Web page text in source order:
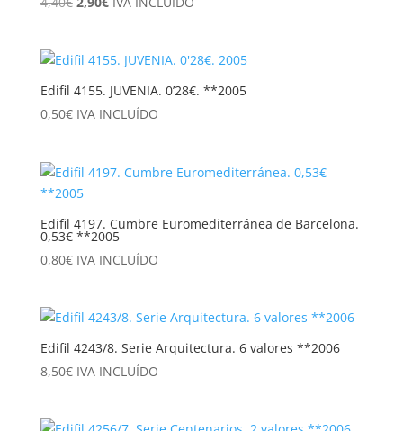
era:
4,40€.
es:
2,90€.
Edifil 4155. JUVENIA. 0’28€. **2005
0,50€ IVA INCLUÍDO
Edifil 4197. Cumbre Euromediterránea de Barcelona.
0,53€ **2005
0,80€ IVA INCLUÍDO
Edifil 4243/8. Serie Arquitectura. 6 valores **2006
8,50€ IVA INCLUÍDO